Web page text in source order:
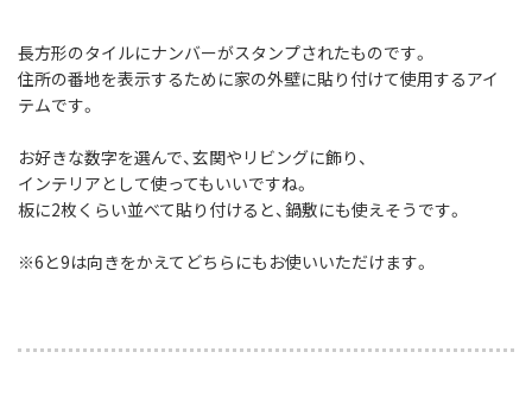
長方形のタイルにナンバーがスタンプされたものです。
住所の番地を表示するために家の外壁に貼り付けて使用するアイ
テムです。
お好きな数字を選んで、玄関やリビングに飾り、
インテリアとして使ってもいいですね。
板に2枚くらい並べて貼り付けると、鍋敷にも使えそうです。
※6と9は向きをかえてどちらにもお使いいただけます。